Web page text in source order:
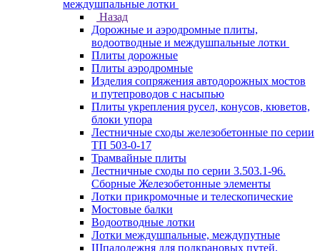
междушпальные лотки
Назад
Дорожные и аэродромные плиты,
водоотводные и междушпальные лотки
Плиты дорожные
Плиты аэродромные
Изделия сопряжения автодорожных мостов
и путепроводов с насыпью
Плиты укрепления русел, конусов, кюветов,
блоки упора
Лестничные сходы железобетонные по серии
ТП 503-0-17
Трамвайные плиты
Лестничные сходы по серии 3.503.1-96.
Сборные Железобетонные элементы
Лотки прикромочные и телескопические
Мостовые балки
Водоотводные лотки
Лотки междушпальные, междупутные
Шпалолежня для подкрановых путей,